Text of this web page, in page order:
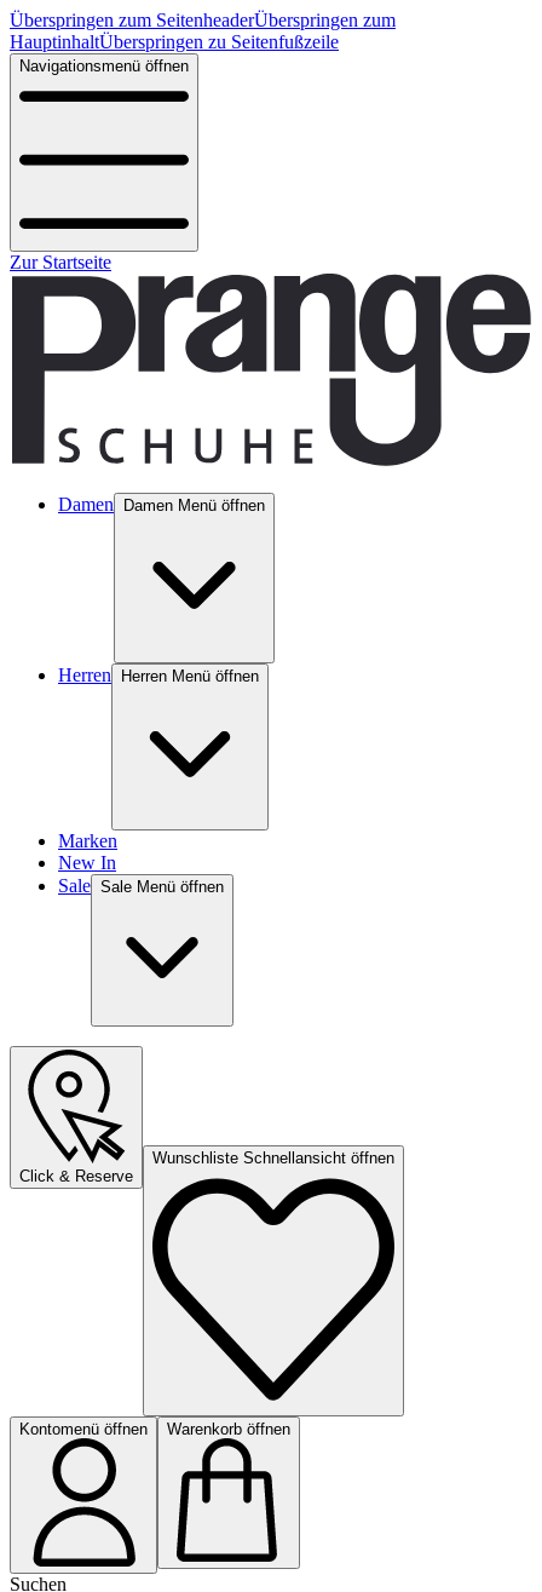
Überspringen zum SeitenheaderÜberspringen zum
HauptinhaltÜberspringen zu Seitenfußzeile
Navigationsmenü öffnen
Zur Startseite
Damen Damen Menü öffnen
Herren Herren Menü öffnen
Marken
New In
Sale Sale Menü öffnen
Click & Reserve
Wunschliste Schnellansicht öffnen
Kontomenü öffnen Warenkorb öffnen
Suchen